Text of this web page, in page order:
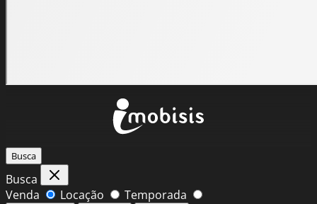
Busca
Busca
Venda
Locação Temporada